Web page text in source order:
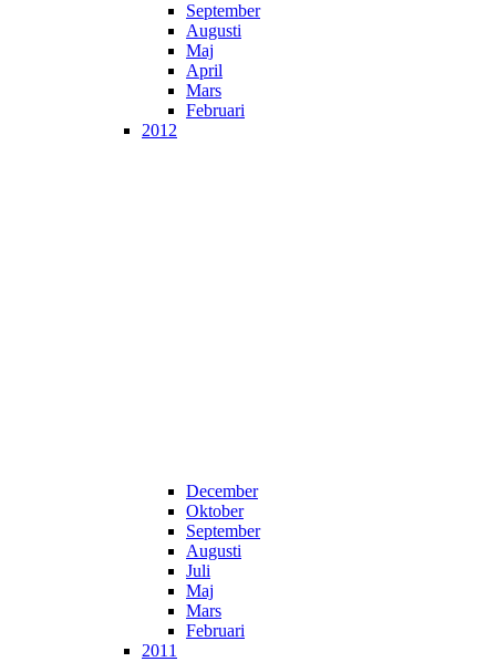
September
Augusti
Maj
April
Mars
Februari
2012
December
Oktober
September
Augusti
Juli
Maj
Mars
Februari
2011